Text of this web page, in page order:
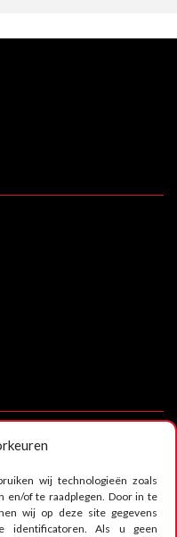
wij technologieën zoals
en/of te raadplegen. Door in te
wij op deze site gegevens
identificatoren. Als u geen